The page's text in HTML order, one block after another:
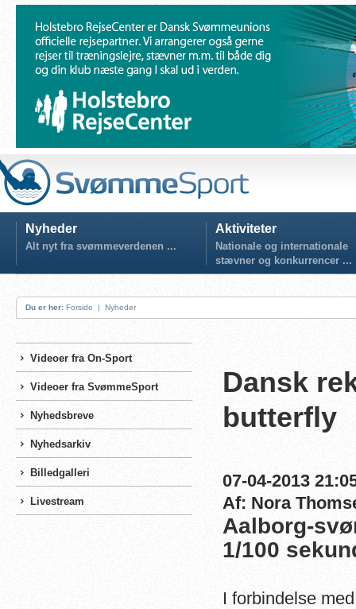
Nyheder
Alt nyt fra svømmeverdenen ...
Aktiviteter
Nationale og internationale
stævner og konkurrencer ...
Du er her: Forside | Nyheder
Videoer fra On-Sport
Videoer fra SvømmeSport
Nyhedsbreve
Nyhedsarkiv
Billedgalleri
Livestream
Dansk
butterfly
07-04-2013
Af: Nora
Aalborg-
1/100
I forbindelse